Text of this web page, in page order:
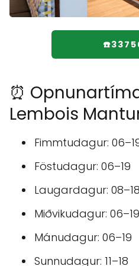
⏰
Lembois
Fimmtudagur:
Föstudagur: 06–19
Laugardagur: 08–18
Miðvikudagur: 06–19
Mánudagur: 06–19
Sunnudagur: 11–18